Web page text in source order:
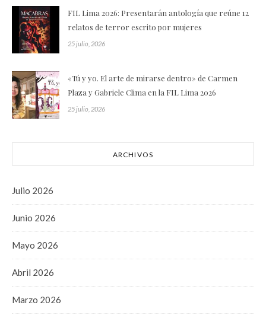
FIL Lima 2026: Presentarán antología que reúne 12
relatos de terror escrito por mujeres
25 julio, 2026
«Tú y yo. El arte de mirarse dentro» de Carmen
Plaza y Gabriele Clima en la FIL Lima 2026
25 julio, 2026
ARCHIVOS
Julio 2026
Junio 2026
Mayo 2026
Abril 2026
Marzo 2026